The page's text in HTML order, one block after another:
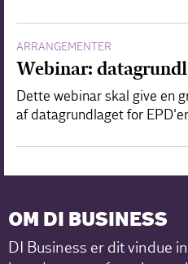
ARRANGEMENTER
Webinar:
Dette webinar skal give en
af datagrundlaget for
OM DI BUSINESS
DI Business er dit vindue